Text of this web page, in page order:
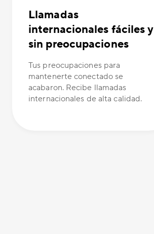
Llamadas
internacionales fáciles y
sin preocupaciones
Tus preocupaciones para
mantenerte conectado se
acabaron. Recibe llamadas
internacionales de alta calidad.